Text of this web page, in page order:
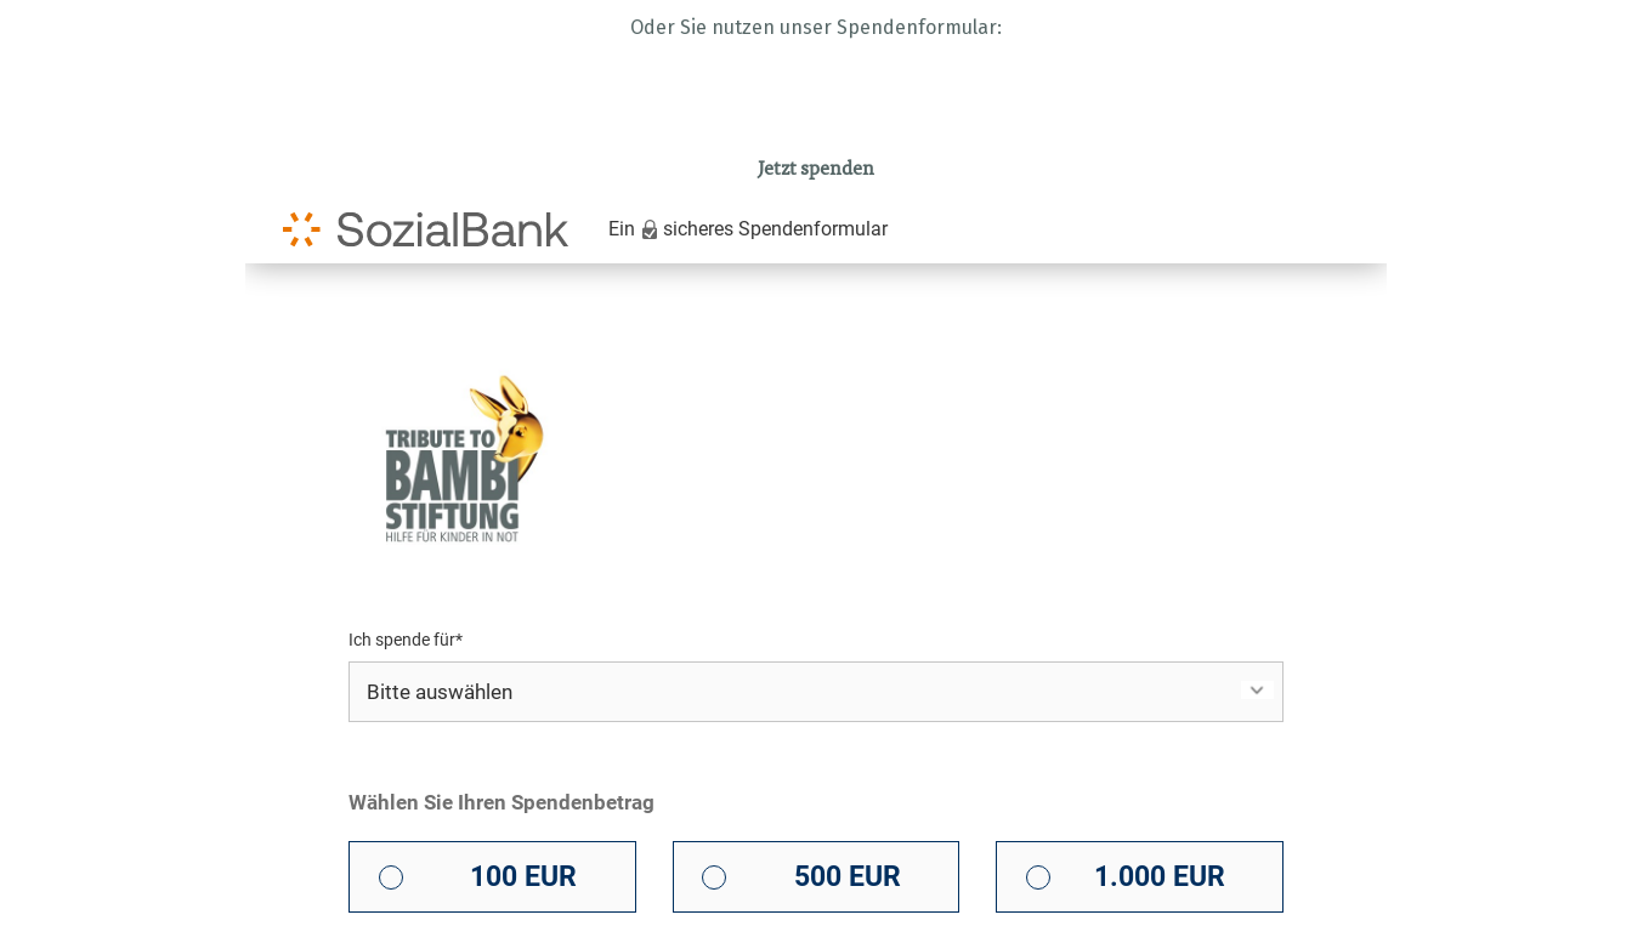
Oder Sie nutzen unser Spendenformular:
Jetzt spenden